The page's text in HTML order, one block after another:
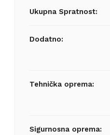
Ukupna Spratnost:
Dodatno:
Tehnička oprema:
Sigurnosna oprema: